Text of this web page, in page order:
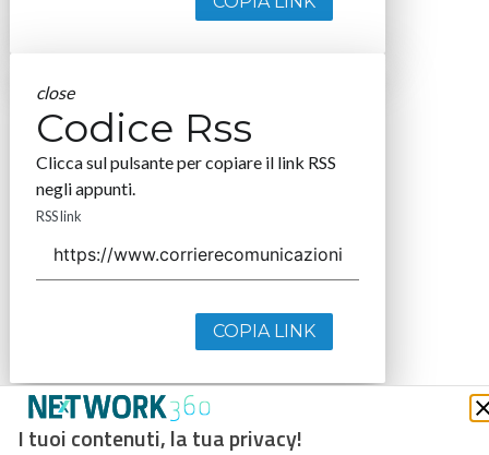
I tuoi contenuti, la tua privacy!
close
Codice Rss
Clicca sul pulsante per copiare il link RSS
negli appunti.
RSS link
COPIA LINK